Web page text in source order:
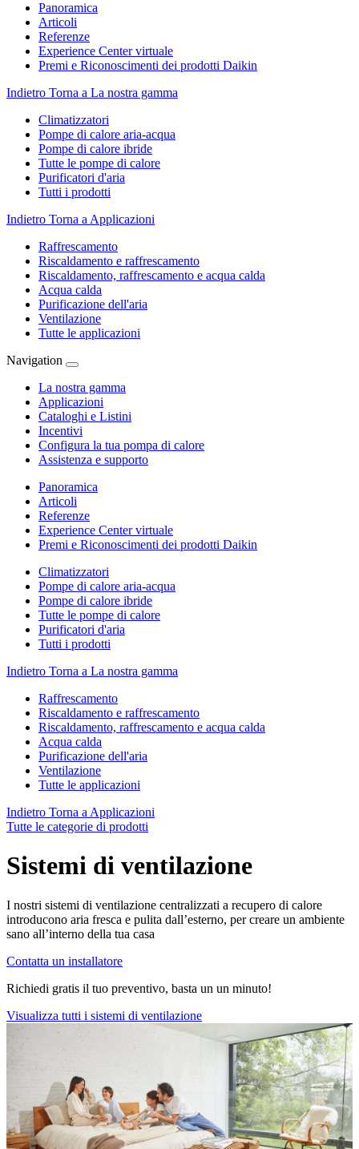
Panoramica
Articoli
Referenze
Experience Center virtuale
Premi e Riconoscimenti dei prodotti Daikin
Indietro Torna a La nostra gamma
Climatizzatori
Pompe di calore aria-acqua
Pompe di calore ibride
Tutte le pompe di calore
Purificatori d'aria
Tutti i prodotti
Indietro Torna a Applicazioni
Raffrescamento
Riscaldamento e raffrescamento
Riscaldamento, raffrescamento e acqua calda
Acqua calda
Purificazione dell'aria
Ventilazione
Tutte le applicazioni
Navigation
La nostra gamma
Applicazioni
Cataloghi e Listini
Incentivi
Configura la tua pompa di calore
Assistenza e supporto
Panoramica
Articoli
Referenze
Experience Center virtuale
Premi e Riconoscimenti dei prodotti Daikin
Climatizzatori
Pompe di calore aria-acqua
Pompe di calore ibride
Tutte le pompe di calore
Purificatori d'aria
Tutti i prodotti
Indietro Torna a La nostra gamma
Raffrescamento
Riscaldamento e raffrescamento
Riscaldamento, raffrescamento e acqua calda
Acqua calda
Purificazione dell'aria
Ventilazione
Tutte le applicazioni
Indietro Torna a Applicazioni
Tutte le categorie di prodotti
Sistemi di ventilazione
I nostri sistemi di ventilazione centralizzati a recupero di calore
introducono aria fresca e pulita dall’esterno, per creare un ambiente
sano all’interno della tua casa
Contatta un installatore
Richiedi gratis il tuo preventivo, basta un un minuto!
Visualizza tutti i sistemi di ventilazione